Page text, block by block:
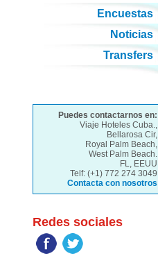
Encuestas
Noticias
Transfers
Puedes contactarnos en:
Viaje Hoteles Cuba.,
Bellarosa Cir,
Royal Palm Beach,
West Palm Beach.
FL, EEUU
Telf: (+1) 772 274 3049
Contacta con nosotros
Redes sociales